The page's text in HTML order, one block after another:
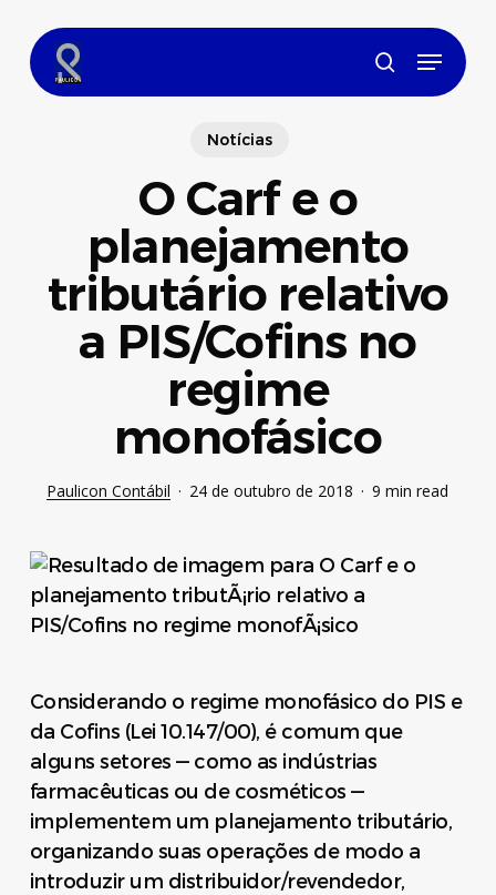
main
content
search
Menu
Notícias
O Carf e o
planejamento
tributário relativo
a PIS/Cofins no
regime
monofásico
Paulicon Contábil 24 de outubro de 2018 9 min read
Considerando o regime monofásico do PIS e
da Cofins (Lei 10.147/00), é comum que
alguns setores — como as indústrias
farmacêuticas ou de cosméticos —
implementem um planejamento tributário,
organizando suas operações de modo a
introduzir um distribuidor/revendedor,